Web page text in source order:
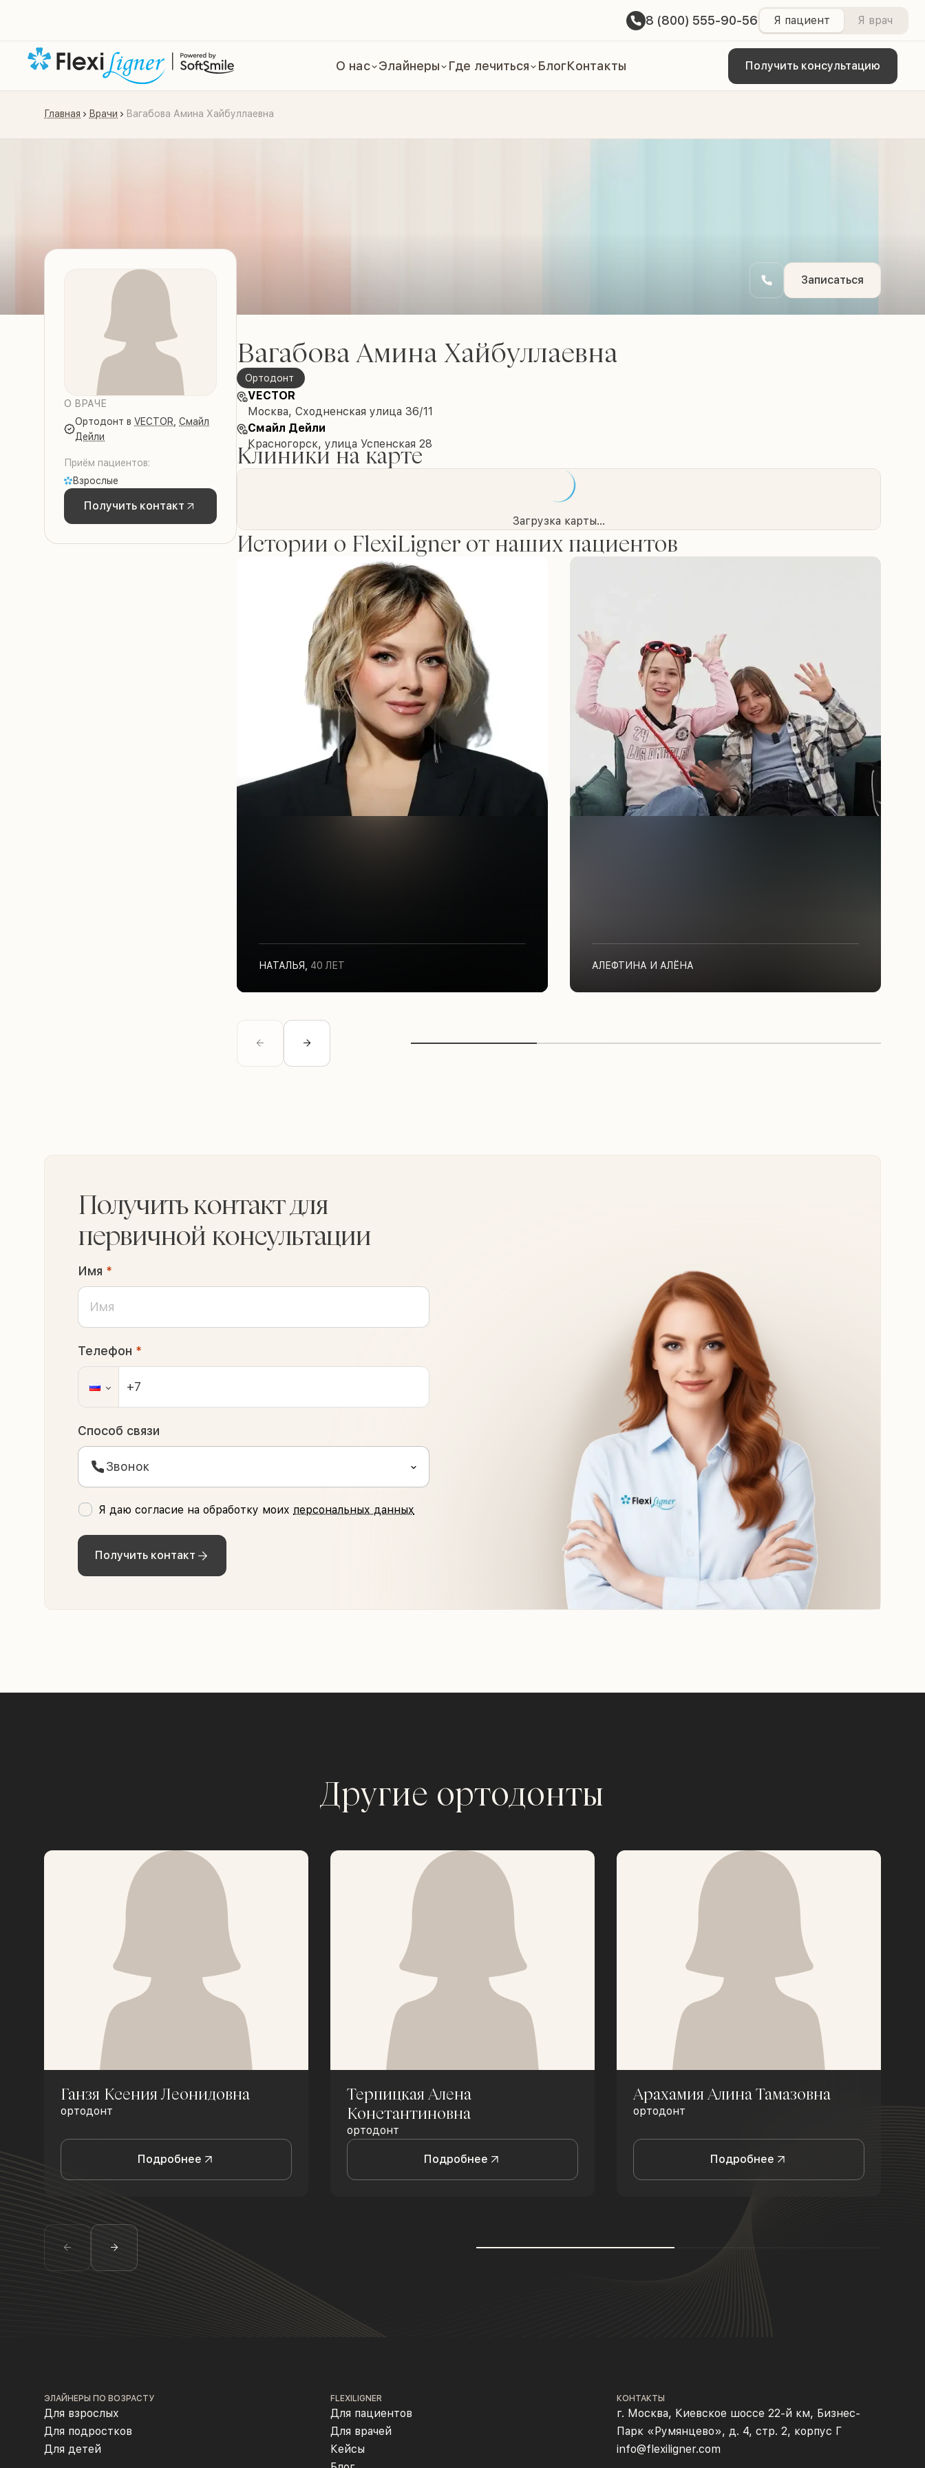
8 (800) 555-90-56 Я пациент Я врач
О нас Элайнеры Где лечиться БлогКонтакты Получить консультацию
Главная Врачи Вагабова Амина Хайбуллаевна
Записаться
О ВРАЧЕ
Ортодонт в VECTOR Смайл
Дейли
Приём пациентов:
Взрослые
Получить контакт
Вагабова Амина Хайбуллаевна
Ортодонт
VECTOR
Москва, Сходненская улица 36/11
Смайл Дейли
Красногорск, улица Успенская 28
Клиники на карте
Загрузка карты...
Истории о FlexiLigner от наших пациентов
НАТАЛЬЯ 40 ЛЕТ АЛЕФТИНА И АЛЁНА
Получить контакт для
первичной консультации
Имя *
Телефон *
Способ связи
Звонок
Я даю согласие на обработку моих персональных данных
Получить контакт
Другие ортодонты
Ганзя Ксения Леонидовна
ортодонт
Подробнее
Терпицкая Алена
Константиновна
ортодонт
Подробнее
Арахамия Алина Тамазовна
ортодонт
Подробнее
ЭЛАЙНЕРЫ ПО ВОЗРАСТУ
Для взрослых
Для подростков
Для детей
FLEXILIGNER
Для пациентов
Для врачей
Кейсы
КОНТАКТЫ
г. Москва, Киевское шоссе 22-й км, Бизнес-
Парк «Румянцево», д. 4, стр. 2, корпус Г
info@flexiligner.com